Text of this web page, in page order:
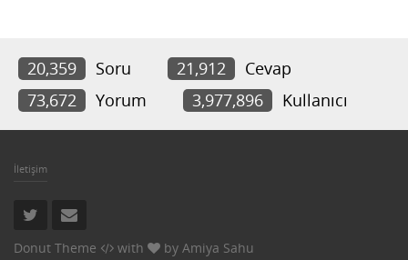
20,359 Soru 21,912
Cevap
73,672
Yorum 3,977,896 Kullanıcı
İletişim
Donut Theme with by Amiya Sahu